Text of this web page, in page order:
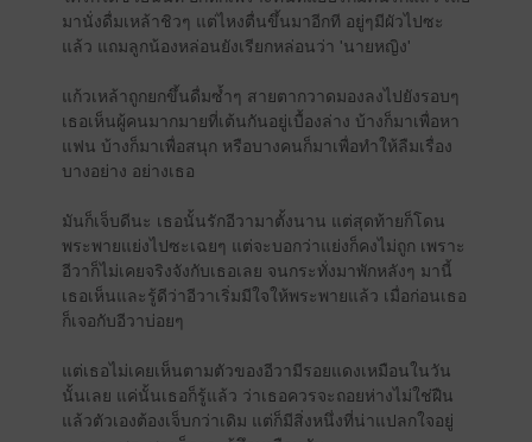
มานั่งดื่มเหล้าชิวๆ แต่ไหงตื่นขึ้นมาอีกที อยู่ๆมีผัวไปซะ
แล้ว แถมลูกน้องหล่อนยังเรียกหล่อนว่า 'นายหญิง'
แก้วเหล้าถูกยกขึ้นดื่มซ้ำๆ สายตากวาดมองลงไปยังรอบๆ
เธอเห็นผู้คนมากมายที่เต้นกันอยู่เบื้องล่าง บ้างก็มาเพื่อหา
แฟน บ้างก็มาเพื่อสนุก หรือบางคนก็มาเพื่อทำให้ลืมเรื่อง
บางอย่าง อย่างเธอ
มันก็เจ็บดีนะ เธอนั้นรักอีวามาตั้งนาน แต่สุดท้ายก็โดน
พระพายแย่งไปซะเฉยๆ แต่จะบอกว่าแย่งก็คงไม่ถูก เพราะ
อีวาก็ไม่เคยจริงจังกับเธอเลย จนกระทั่งมาพักหลังๆ มานี้
เธอเห็นและรู้ดีว่าอีวาเริ่มมีใจให้พระพายแล้ว เมื่อก่อนเธอ
ก็เจอกับอีวาบ่อยๆ
แต่เธอไม่เคยเห็นตามตัวของอีวามีรอยแดงเหมือนในวัน
นั้นเลย แค่นั้นเธอก็รู้แล้ว ว่าเธอควรจะถอยห่างไม่ใช่ฝืน
แล้วตัวเองต้องเจ็บกว่าเดิม แต่ก็มีสิ่งหนึ่งที่น่าแปลกใจอยู่